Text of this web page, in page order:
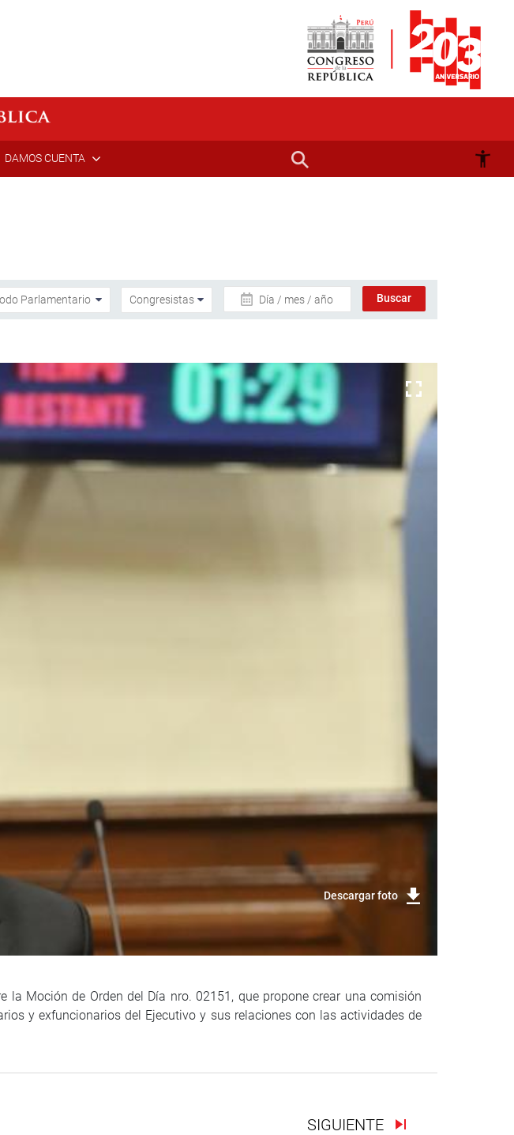
DAMOS CUENTA
Día / mes / año
Descargar foto
la Moción de Orden del Día nro. 02151, que propone crear una comisión
y exfuncionarios del Ejecutivo y sus relaciones con las actividades de
SIGUIENTE